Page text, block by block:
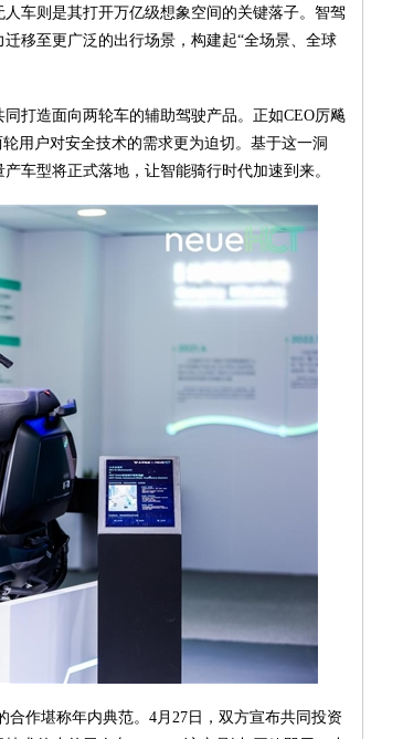
车则是其打开万亿级想象空间的关键落子。智驾
移至更广泛的出行场景，构建起“全场景、全球
打造面向两轮车的辅助驾驶产品。正如CEO厉飚
用户对安全技术的需求更为迫切。基于这一洞
车型将正式落地，让智能骑行时代加速到来。
作堪称年内典范。4月27日，双方宣布共同投资